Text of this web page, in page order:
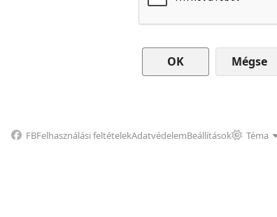
Mégse
FBFelhasználási feltételekAdatvédelemBeállítások Téma